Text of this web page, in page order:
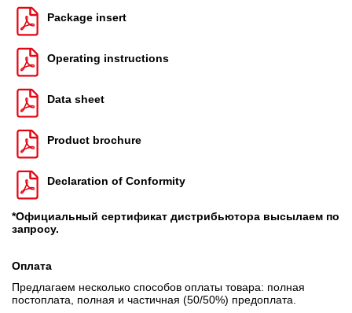
Package insert
Operating instructions
Data sheet
Product brochure
Declaration of Conformity
*Официальный сертификат дистрибьютора высылаем по
запросу.
Оплата
Предлагаем несколько способов оплаты товара: полная
постоплата, полная и частичная (50/50%) предоплата.